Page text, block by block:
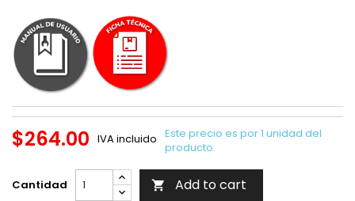
$264.00 IVA incluido Este precio es por 1 unidad del
producto.
Cantidad  Add to cart